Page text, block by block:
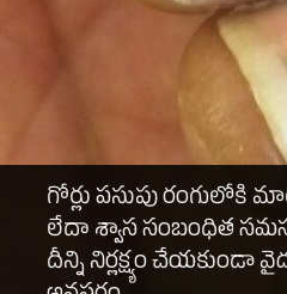
గోర్లు పసుపు రంగులోకి
లేదా శ్వాస సంబంధిత
దీన్ని నిర్లక్ష్యం చేయకుండా